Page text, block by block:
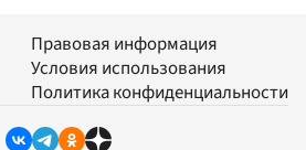
Правовая информация
Условия использования
Политика конфиденциальности